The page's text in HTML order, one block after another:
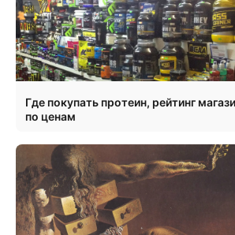
Где покупать протеин, рейтинг
по ценам